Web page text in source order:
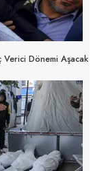
Verici Dönemi Aşacak